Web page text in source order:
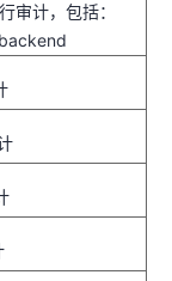
审计，包括：